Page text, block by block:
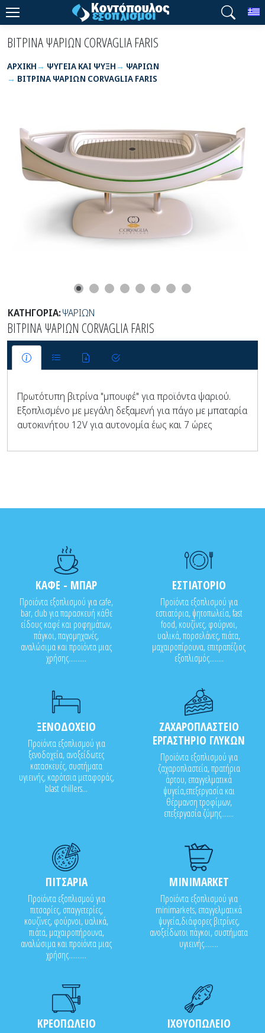
ΒΙΤΡΙΝΑ ΨΑΡΙΩΝ CORVAGLIA FARIS
ΑΡΧΙΚΉ ΨΥΓΕΙΑ ΚΑΙ ΨΥΞΗ
ΨΑΡΙΩΝ
ΒΙΤΡΙΝΑ ΨΑΡΙΩΝ CORVAGLIA FARIS
ΚΑΤΗΓΟΡΙΑ:ΨΑΡΙΩΝ
ΒΙΤΡΙΝΑ ΨΑΡΙΩΝ CORVAGLIA FARIS
Πρωτότυπη βιτρίνα "μπουφέ" για προϊόντα ψαριού.
Εξοπλισμένο με μεγάλη δεξαμενή για πάγο με μπαταρία
αυτοκινήτου 12V για αυτονομία έως και 7 ώρες
ΚΑΦΕ - ΜΠΑΡ
Προϊόντα εξοπλισμού για cafe,
bar, club για παρασκευή κάθε
είδους καφέ και ροφημάτων,
πάγκοι, παγομηχανές,
αναλώσιμα και προϊόντα μιας
χρήσης..........
ΕΣΤΙΑΤΟΡΙΟ
Προϊόντα εξοπλισμού για
εστιατόρια, ψητοπωλεία, fast
food, κουζίνες, φούρνοι,
υαλικά, πορσελάνες, πιάτα,
μαχαιροπίρουνα, επιτραπέζιος
εξοπλισμός........
ΞΕΝΟΔΟΧΕΙΟ
Προϊόντα εξοπλισμού για
ξενοδοχεία, ανοξείδωτες
κατασκευές, συστήματα
υγιεινής, καρότσια μεταφοράς,
blast chillers...
ΖΑΧΑΡΟΠΛΑΣΤΕΙΟ
ΕΡΓΑΣΤΗΡΙΟ ΓΛΥΚΩΝ
Προϊόντα εξοπλισμού για
ζαχαροπλαστεία, πρατήρια
άρτου, επαγγελματικά
ψυγεία,επεξεργασία και
θέρμανση τροφίμων,
επεξεργασία ζύμης.......
ΠΙΤΣΑΡΙΑ
Προϊόντα εξοπλισμού για
πιτσαρίες, σπαγγετερίες,
κουζίνες, φούρνοι, υαλικά,
πιάτα, μαχαιροπήρουνα,
αναλώσιμα και προϊόντα μιας
χρήσης..........
MINIMARKET
Προϊόντα εξοπλισμού για
minimarkets, επαγγελματικά
ψυγεία,διάφορες βιτρίνες,
ανοξείδωτοι πάγκοι, συστήματα
υγιεινής........
ΚΡΕΟΠΩΛΕΙΟ ΙΧΘΥΟΠΩΛΕΙΟ